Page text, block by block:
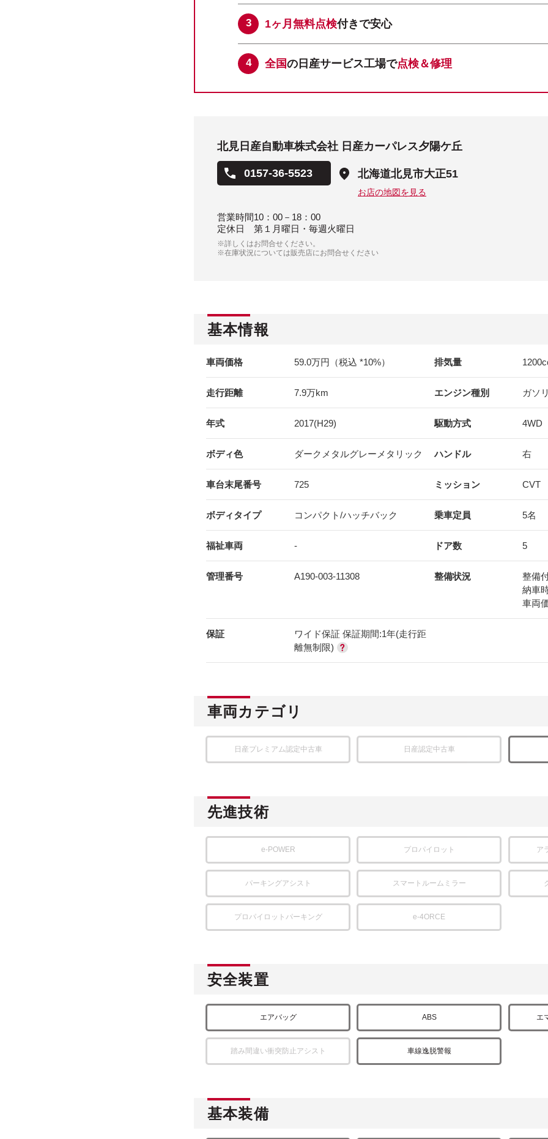
1ヶ月無料点検付きで安心
全国の日産サービス工場で点検＆修理
北見日産自動車株式会社 日産カーパレス夕陽ケ丘
0157-36-5523 北海道北見市大正51
お店の地図を見る
営業時間10：00－18：00
定休日
第１月曜日・毎週火曜日
※詳しくはお問合せください。
※在庫状況については販売店にお問合せください
基本情報
車両価格 59.0万円（税込 *10%） 排気量 1200
走行距離 7.9万km エンジン種別 ガソ
年式 2017(H29) 駆動方式 4WD
ボディ色 ダークメタルグレーメタリック ハンドル 右
車台末尾番号 725 ミッション CVT
ボディタイプ コンパクト/ハッチバック 乗車定員 5名
福祉車両 - ドア数 5
管理番号 A190-003-11308 整備状況
整備
納車
車両
保証
ワイド保証 保証期間:1年(走行距
離無制限)
車両カテゴリ
日産プレミアム認定中古車 日産認定中古車
先進技術
e-POWER プロパイロット ア
パーキングアシスト スマートルームミラー
プロパイロットパーキング e-4ORCE
安全装置
エアバッグ ABS エ
踏み間違い衝突防止アシスト 車線逸脱警報
基本装備